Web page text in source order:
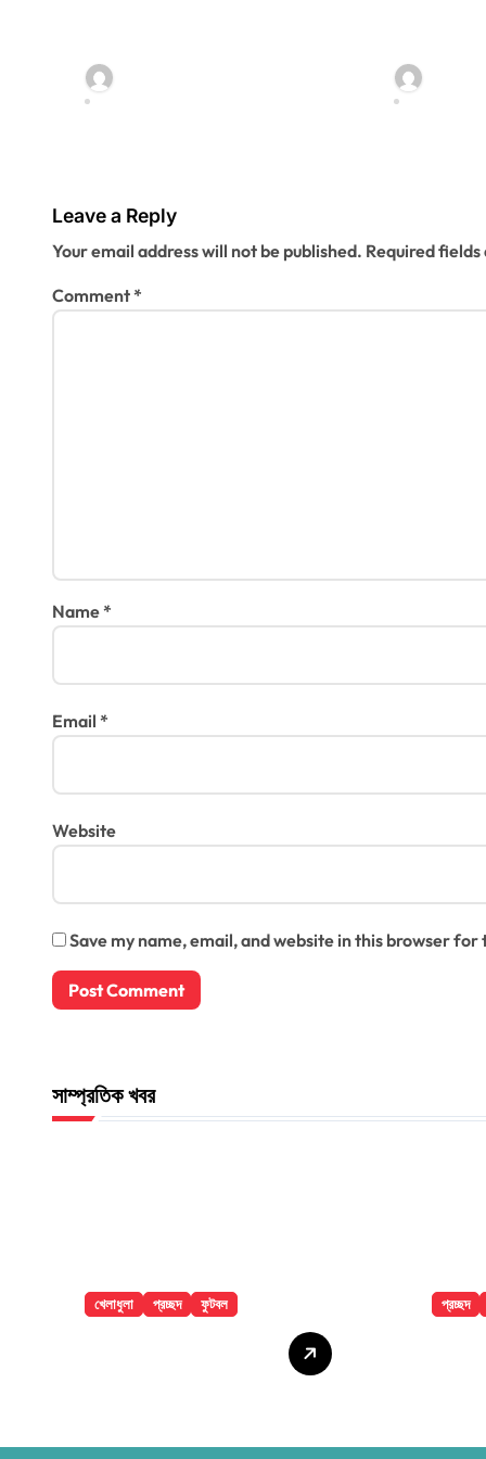
o
মৃত্যু
Leave a Reply
Your email address will not be published. Required
Comment*
Name*
Email *
Website
Save my name, email, and website in this browser
সাম্প্রতিক খবর
খেলাধুলা প্রচ্ছদ ফুটবল প্রচ্ছদ